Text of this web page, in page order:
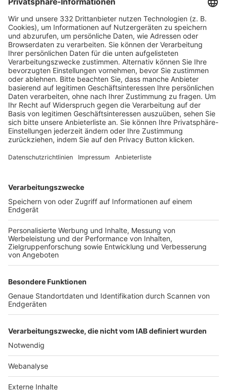
HÄUFIG BESUCHTE SEITEN
Pässe und Vereinswechsel
Trainerausbildung
Schulungsangebot Vereinsmitarbeiter
BFV-Geschäftsstellen
Trainerbörse
Login SpielPlus
FOLGE DEM BFV
TOP-VEREINE
TOP-PARTNER
Nutzungsbedingungen Datenschutz Impressum